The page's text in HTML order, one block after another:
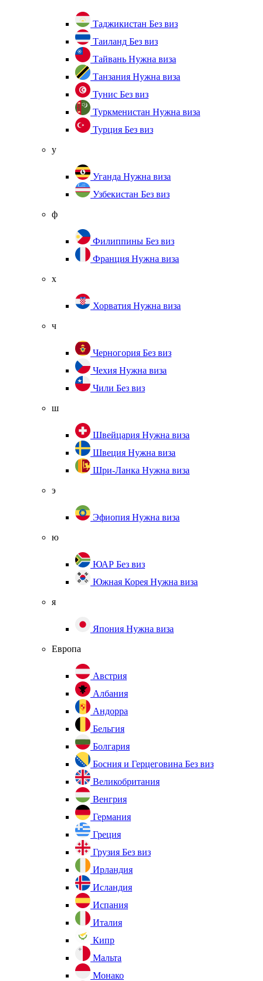
Таджикистан Без виз
Таиланд Без виз
Тайвань Нужна виза
Танзания Нужна виза
Тунис Без виз
Туркменистан Нужна виза
Турция Без виз
у
Уганда Нужна виза
Узбекистан Без виз
ф
Филиппины Без виз
Франция Нужна виза
х
Хорватия Нужна виза
ч
Черногория Без виз
Чехия Нужна виза
Чили Без виз
ш
Швейцария Нужна виза
Швеция Нужна виза
Шри-Ланка Нужна виза
э
Эфиопия Нужна виза
ю
ЮАР Без виз
Южная Корея Нужна виза
я
Япония Нужна виза
Европа
Австрия
Албания
Андорра
Бельгия
Болгария
Босния и Герцеговина Без виз
Великобритания
Венгрия
Германия
Греция
Грузия Без виз
Ирландия
Исландия
Испания
Италия
Кипр
Мальта
Монако